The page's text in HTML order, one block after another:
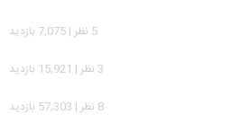
5 نظر | 7,075 بازدید
3 نظر | 15,921 بازدید
8 نظر | 57,303 بازدید